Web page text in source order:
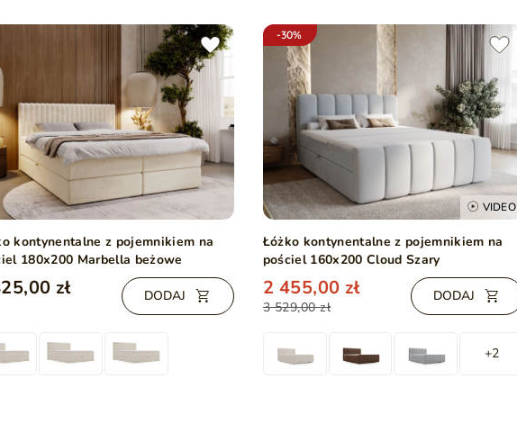
kontynentalne z pojemnikiem na
180x200 Marbella beżowe
zł DODAJ
-30%
VIDEO
Łóżko kontynentalne z pojemnikiem na
pościel 160x200 Cloud Szary
3 529,00 zł
2 455,00 zł DODAJ
+2